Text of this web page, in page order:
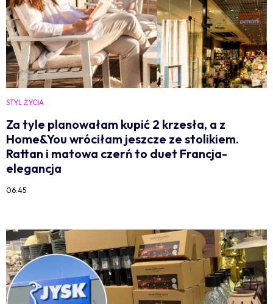
STYL ŻYCIA
Za tyle planowałam kupić 2 krzesła, a z
Home&You wróciłam jeszcze ze stolikiem.
Rattan i matowa czerń to duet Francja-
elegancja
06:45